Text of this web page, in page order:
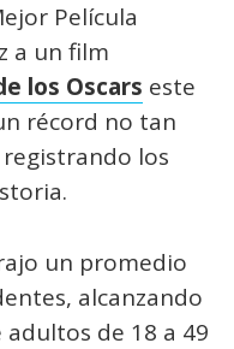
Película
a un film
los Oscars este
récord no tan
los
un promedio
alcanzando
de 18 a 49